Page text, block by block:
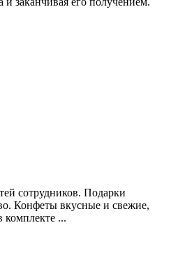
сотрудников. Подарки
Конфеты вкусные и свежие,
комплекте ...